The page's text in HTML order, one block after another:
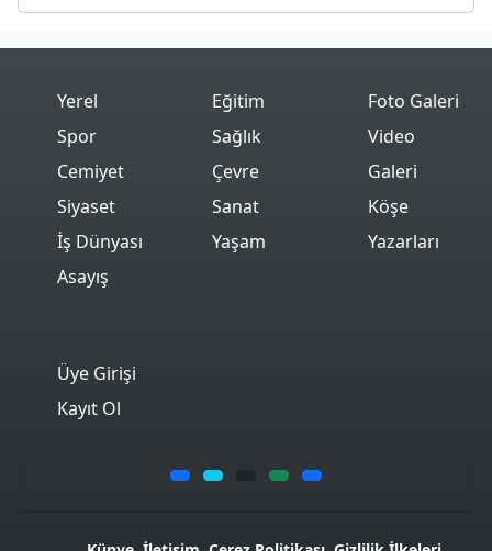
Yerel
Spor
Cemiyet
Siyaset
İş Dünyası
Asayış
Eğitim
Sağlık
Çevre
Sanat
Yaşam
Foto Galeri
Video
Galeri
Köşe
Yazarları
Üye Girişi
Kayıt Ol